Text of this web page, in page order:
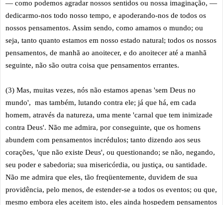
— como podemos agradar nossos sentidos ou nossa imaginação, —
dedicarmo-nos todo nosso tempo, e apoderando-nos de todos os
nossos pensamentos. Assim sendo, como amamos o mundo; ou
seja, tanto quanto estamos em nosso estado natural; todos os nossos
pensamentos, de manhã ao anoitecer, e do anoitecer até a manhã
seguinte, não são outra coisa que pensamentos errantes.
(3) Mas, muitas vezes, nós não estamos apenas 'sem Deus no
mundo', mas também, lutando contra ele; já que há, em cada
homem, através da natureza, uma mente 'carnal que tem inimizade
contra Deus'. Não me admira, por conseguinte, que os homens
abundem com pensamentos incrédulos; tanto dizendo aos seus
corações, 'que não existe Deus', ou questionando; se não, negando,
seu poder e sabedoria; sua misericórdia, ou justiça, ou santidade.
Não me admira que eles, tão freqüentemente, duvidem de sua
providência, pelo menos, de estender-se a todos os eventos; ou que,
mesmo embora eles aceitem isto, eles ainda hospedem pensamentos